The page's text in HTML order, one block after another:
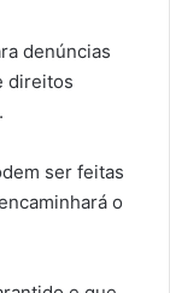
denúncias
direitos
ser feitas
o